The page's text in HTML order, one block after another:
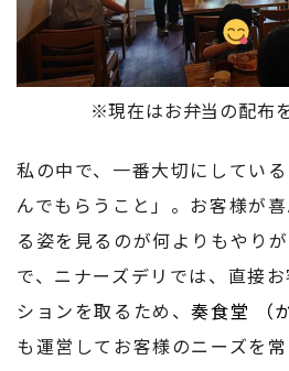
※現在はお弁当の配布
私の中で、一番大切にしてい
んでもらうこと」。お客様が
る姿を見るのが何よりもやり
で、ニナーズデリでは、直接
ションを取るため、奏食堂 （
も運営してお客様のニーズを常